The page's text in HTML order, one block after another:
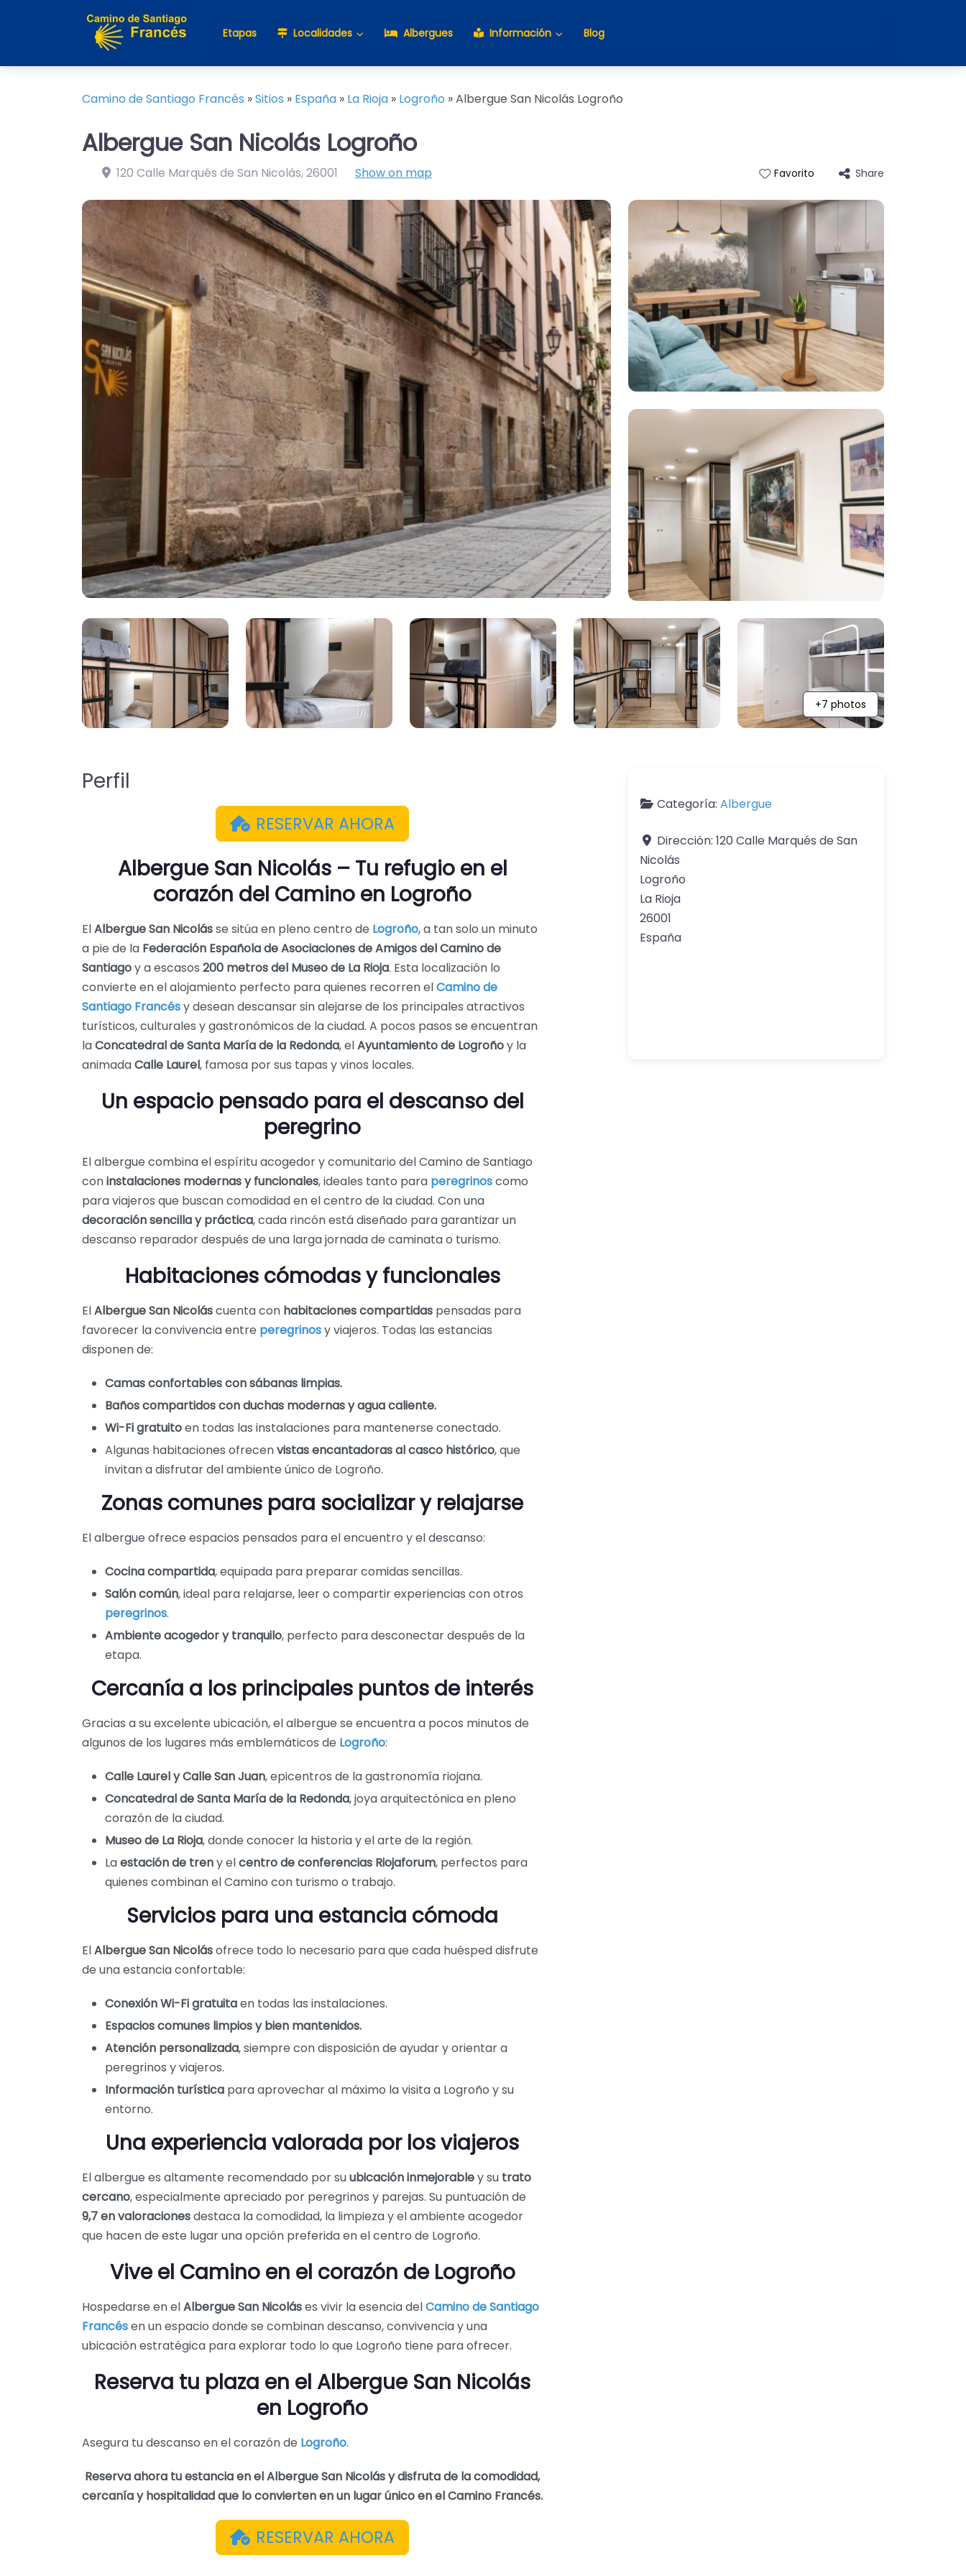
Etapas Localidades Albergues Información Blog
Camino de Santiago Francés »Sitios » España » La Rioja » Logroño »Albergue San Nicolás Logroño
Albergue San Nicolás Logroño
120 Calle Marqués de San Nicolás,26001 Show on map Favorito Share
+7 photos
Perfil
RESERVAR AHORA
Albergue San Nicolás – Tu refugio en el
corazón del Camino en Logroño
ElAlbergue San Nicolásse sitúa en pleno centro de Logroño, a tan solo un minuto
a pie de la Federación Española de Asociaciones de Amigos del Camino de
Santiagoy a escasos 200 metros del Museo de La Rioja. Esta localización lo
convierte en el alojamiento perfecto para quienes recorren elCamino de
Santiago Francésy desean descansar sin alejarse de los principales atractivos
turísticos, culturales y gastronómicos de la ciudad. A pocos pasos se encuentran
laConcatedral de Santa María de la Redonda, elAyuntamiento de Logroñoy la
animadaCalle Laurel, famosa por sus tapas y vinos locales.
Un espacio pensado para el descanso del
peregrino
El albergue combina el espíritu acogedor y comunitario del Camino de Santiago
coninstalaciones modernas y funcionales, ideales tanto para peregrinoscomo
para viajeros que buscan comodidad en el centro de la ciudad. Con una
decoración sencilla y práctica, cada rincón está diseñado para garantizar un
descanso reparador después de una larga jornada de caminata o turismo.
Habitaciones cómodas y funcionales
ElAlbergue San Nicoláscuenta con habitaciones compartidas pensadas para
favorecer la convivencia entre peregrinosy viajeros. Todas las estancias
disponen de:
Camas confortables con sábanas limpias.
Baños compartidos con duchas modernas y agua caliente.
Wi-Fi gratuitoen todas las instalaciones para mantenerse conectado.
Algunas habitaciones ofrecenvistas encantadoras al casco histórico, que
invitan a disfrutar del ambiente único de Logroño.
Zonas comunes para socializar y relajarse
El albergue ofrece espacios pensados para el encuentro y el descanso:
Cocina compartida, equipada para preparar comidas sencillas.
Salón común, ideal para relajarse, leer o compartir experiencias con otros
peregrinos.
Ambiente acogedor y tranquilo, perfecto para desconectar después de la
etapa.
Cercanía a los principales puntos de interés
Gracias a su excelente ubicación, el albergue se encuentra a pocos minutos de
algunos de los lugares más emblemáticos de Logroño:
Calle Laurel y Calle San Juan, epicentros de la gastronomía riojana.
Concatedral de Santa María de la Redonda, joya arquitectónica en pleno
corazón de la ciudad.
Museo de La Rioja, donde conocer la historia y el arte de la región.
Laestación de treny elcentro de conferencias Riojaforum, perfectos para
quienes combinan el Camino con turismo o trabajo.
Servicios para una estancia cómoda
ElAlbergue San Nicolásofrece todo lo necesario para que cada huésped disfrute
de una estancia confortable:
Conexión Wi-Fi gratuitaen todas las instalaciones.
Espacios comunes limpios y bien mantenidos.
Atención personalizada, siempre con disposición de ayudar y orientar a
peregrinos y viajeros.
Información turística para aprovechar al máximo la visita a Logroño y su
entorno.
Una experiencia valorada por los viajeros
El albergue es altamente recomendado por suubicación inmejorabley su trato
cercano, especialmente apreciado por peregrinos y parejas. Su puntuación de
9,7 en valoracionesdestaca la comodidad, la limpieza y el ambiente acogedor
que hacen de este lugar una opción preferida en el centro de Logroño.
Vive el Camino en el corazón de Logroño
Hospedarse en elAlbergue San Nicoláses vivir la esencia delCamino de Santiago
Francésen un espacio donde se combinan descanso, convivencia y una
ubicación estratégica para explorar todo lo que Logroño tiene para ofrecer.
Reserva tu plaza en el Albergue San Nicolás
en Logroño
Asegura tu descanso en el corazón de Logroño.
Reserva ahora tu estancia en el Albergue San Nicolás y disfruta de la comodidad,
cercanía y hospitalidad que lo convierten en un lugar único en el Camino Francés.
RESERVAR AHORA
Categoría: Albergue
Dirección: 120 Calle Marqués de San
Nicolás
Logroño
La Rioja
26001
España